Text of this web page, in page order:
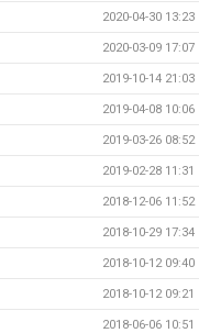
2020-04-30 13:23
2020-03-09 17:07
2019-10-14 21:03
2019-04-08 10:06
2019-03-26 08:52
2019-02-28 11:31
2018-12-06 11:52
2018-10-29 17:34
2018-10-12 09:40
2018-10-12 09:21
2018-06-06 10:51